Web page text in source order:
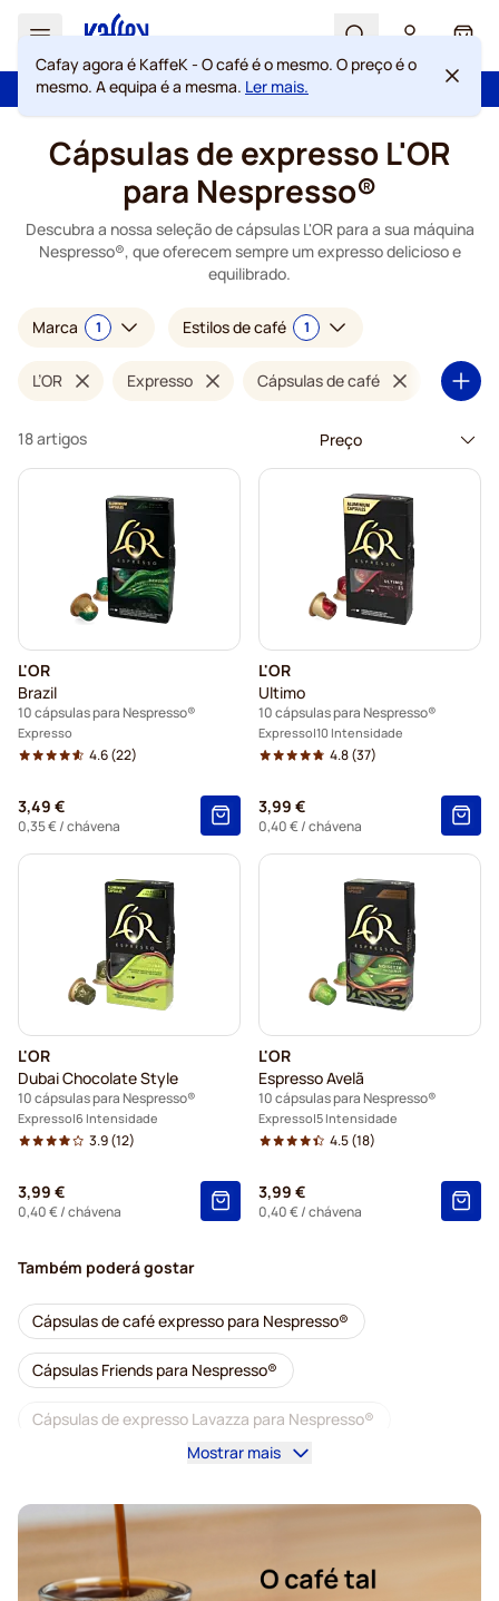
Ir para o Conteúdo
Search Cart
Portes grátis acima de 49 €
100 dias de direito de rescisão
Cafay agora é KaffeK - O café é o mesmo. O preço é o
mesmo. A equipa é a mesma. Ler mais.
Cápsulas de expresso L'OR
para Nespresso®
Descubra a nossa seleção de cápsulas L'OR para a sua máquina
Nespresso®, que oferecem sempre um expresso delicioso e
equilibrado.
Marca 1 Estilos de café 1
L’OR Expresso Cápsulas de café
18 artigos
L'OR
Brazil
10 cápsulas para Nespresso®
Expresso
4.6(22)
3,49 €
0,35 €/ chávena
L'OR
Ultimo
10 cápsulas para Nespresso®
Expresso 10 Intensidade
4.8(37)
3,99 €
0,40 €/ chávena
L'OR
Dubai Chocolate Style
10 cápsulas para Nespresso®
Expresso 6 Intensidade
3.9(12)
3,99 €
0,40 €/ chávena
L'OR
Espresso Avelã
10 cápsulas para Nespresso®
Expresso 5 Intensidade
4.5(18)
3,99 €
0,40 €/ chávena
Também poderá gostar
Cápsulas de café expresso para Nespresso®
Cápsulas Friends para Nespresso®
Cápsulas de expresso Lavazza para Nespresso®
Cápsulas de descafeinado para Nespresso®
Cápsulas de café Friends para Nespresso®
Mostrar mais